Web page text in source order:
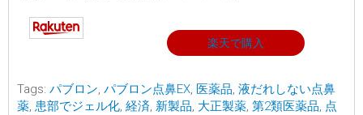
楽天で購入
Tags: パブロン, パブロン点鼻EX, 医薬品, 液だれしない点鼻
薬, 患部でジェル化, 経済, 新製品, 大正製薬, 第2類医薬品, 点